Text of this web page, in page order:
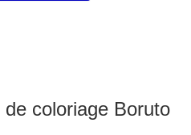
coloriage Boruto